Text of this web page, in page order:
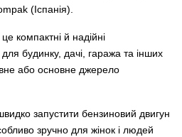
(Іспанія).
компактні й надійні
для будинку, дачі, гаража та інших
або основне джерело
запустити бензиновий двигун
зручно для жінок і людей